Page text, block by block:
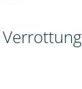
Verrottung